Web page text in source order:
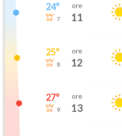
24°
7
ore
11
25°
8
ore
12
27°
9
ore
13